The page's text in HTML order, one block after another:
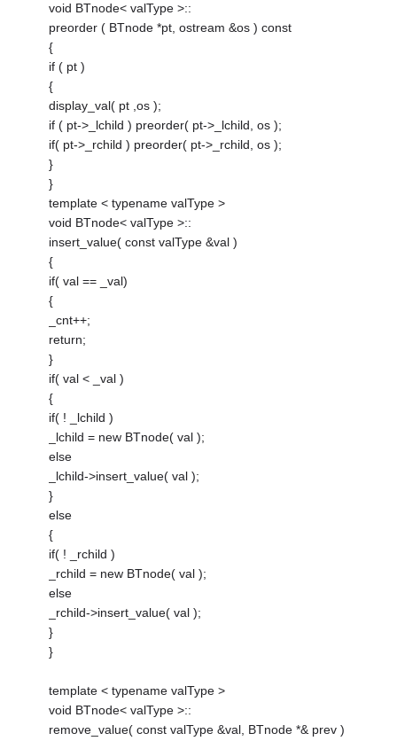
void BTnode< valType >::
preorder ( BTnode *pt, ostream &os ) const
{
if ( pt )
{
display_val( pt ,os );
if ( pt->_lchild ) preorder( pt->_lchild, os );
if( pt->_rchild ) preorder( pt->_rchild, os );
}
}
template < typename valType >
void BTnode< valType >::
insert_value( const valType &val )
{
if( val == _val)
{
_cnt++;
return;
}
if( val < _val )
{
if( ! _lchild )
_lchild = new BTnode( val );
else
_lchild->insert_value( val );
}
else
{
if( ! _rchild )
_rchild = new BTnode( val );
else
_rchild->insert_value( val );
}
}
template < typename valType >
void BTnode< valType >::
remove_value( const valType &val, BTnode *& prev )